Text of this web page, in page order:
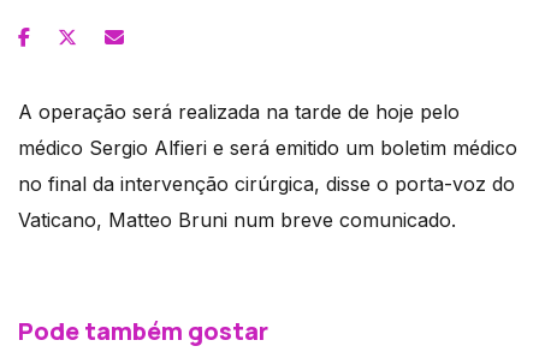
A operação será realizada na tarde de hoje pelo
médico Sergio Alfieri e será emitido um boletim médico
no final da intervenção cirúrgica, disse o porta-voz do
Vaticano, Matteo Bruni num breve comunicado.
Pode também gostar